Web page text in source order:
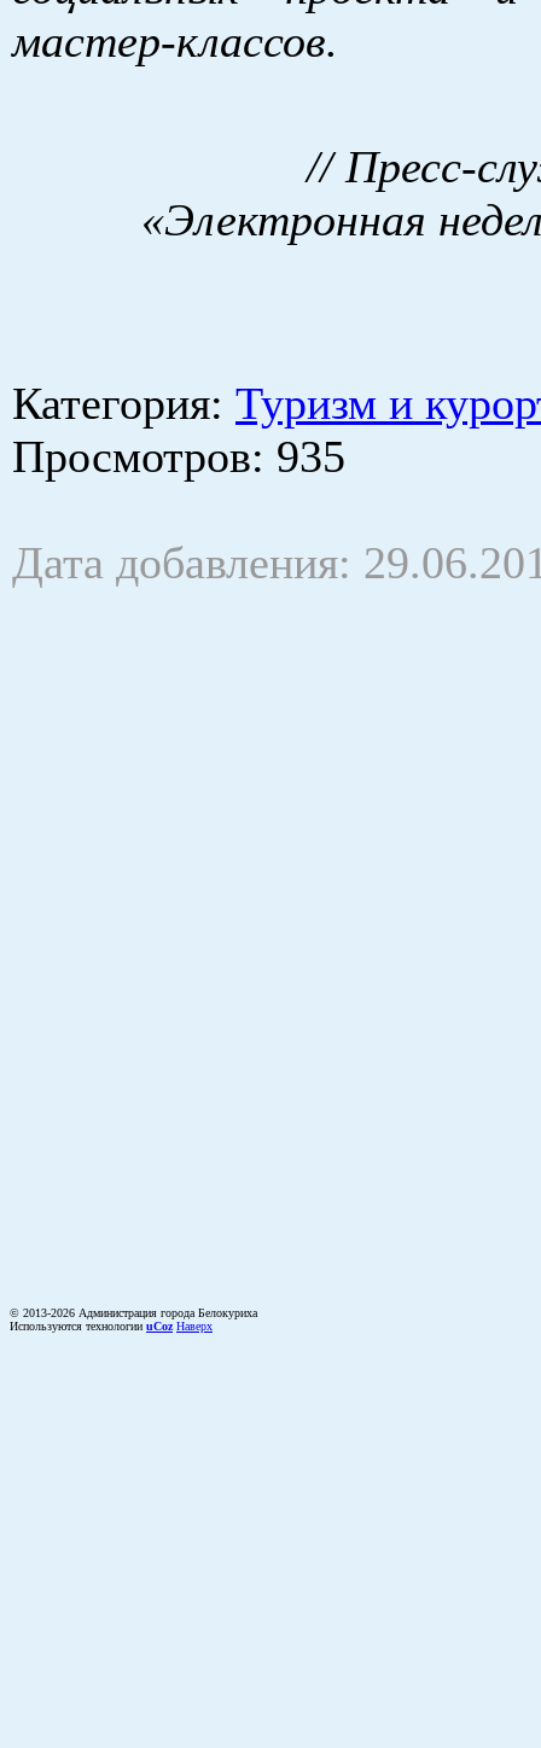
мастер-классов.
// Пресс-
«Электронная
Категория: Туризм и
Просмотров: 935
Дата добавления:
© 2013-2026 Администрация города Белокуриха
Используются технологии uCoz Наверх